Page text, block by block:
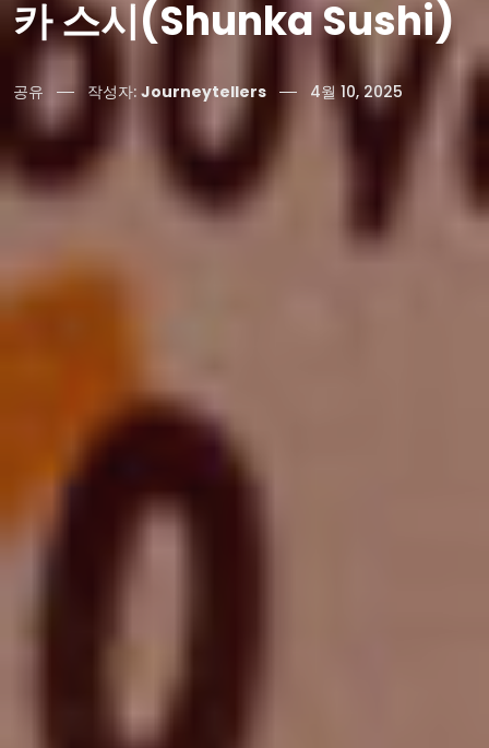
카 스시(Shunka Sushi)
공유 작성자: Journeytellers 4월 10, 2025